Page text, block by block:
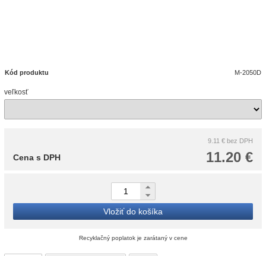
Kód produktu M-2050D
veľkosť
9.11 € bez DPH
11.20 €
Cena s DPH
Vložiť do košíka
Recyklačný poplatok je zarátaný v cene